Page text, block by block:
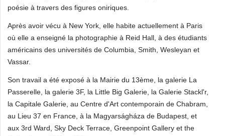
poésie à travers des figures oniriques.
Après avoir vécu à New York, elle habite actuellement à Paris
où elle a enseigné la photographie à Reid Hall, à des étudiants
américains des universités de Columbia, Smith, Wesleyan et
Vassar.
Son travail a été exposé à la Mairie du 13ème, la galerie La
Passerelle, la galerie 3F, la Little Big Galerie, la Galerie Stackl'r,
la Capitale Galerie, au Centre d'Art contemporain de Chabram,
au Lieu 37 en France, à la Magyarságháza de Budapest, et
aux 3rd Ward, Sky Deck Terrace, Greenpoint Gallery et the